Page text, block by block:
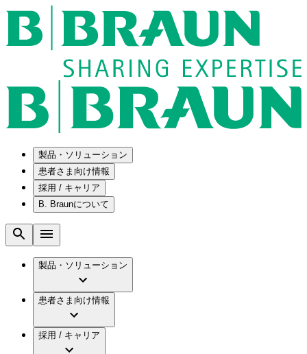
製品・ソリューション
ソリューション
メンテナンスプログラム
国内の修理サービスセンター
手術器具の管理、再生処理工程の業務改善
製品・診療領域
患者さま向け情報
腰椎椎間板ヘルニアについて
水頭症について
慢性創傷の治癒
アクトリーン ハイライト カテ
採用 / キャリア
ビー・ブラウンエースクラップ株式会社の
ビー・ブラウンエースクラップ株式会社の
会社概要
報
B. Braunについて
ビジョンとバリュー
ブランド
ついて
製品・ソリューション
患者さま向け情報
採用 / キャリア